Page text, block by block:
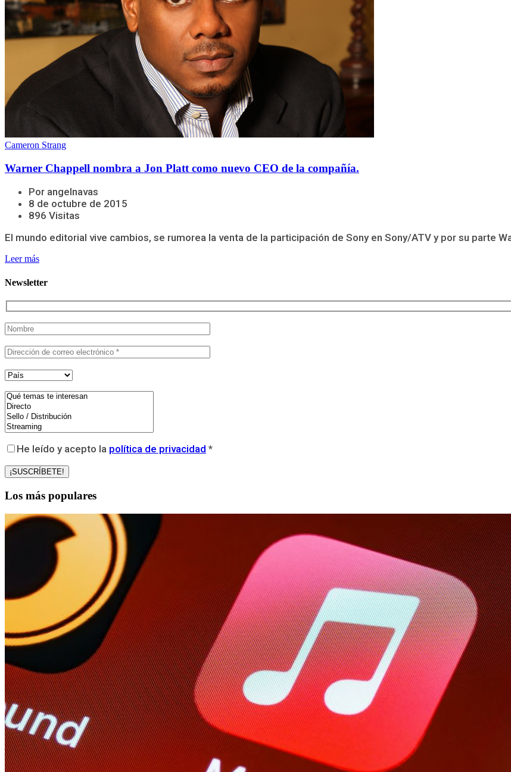
Cameron Strang
Warner Chappell nombra a Jon Platt como nuevo CEO de la compañía.
Por angelnavas
8 de octubre de 2015
896 Visitas
El mundo editorial vive cambios, se rumorea la venta de la participación de Sony en Sony/ATV y por su parte
Leer más
Newsletter
He leído y acepto la política de privacidad *
Los más populares